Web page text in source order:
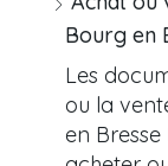
Bourg en
Les
ou la
en